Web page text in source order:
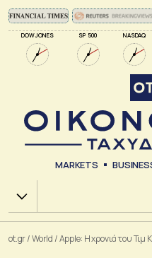
DOW JONES SP 500 NASDAQ
MARKETS
Χ.Α.
ot.gr/World /Apple: Η χρονιά του Τιμ